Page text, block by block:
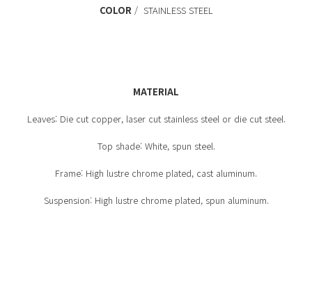
COLOR/ STAINLESS STEEL
MATERIAL
Leaves: Die cut copper, laser cut stainless steel or die cut steel.
Top shade: White, spun steel.
Frame: High lustre chrome plated, cast aluminum.
Suspension: High lustre chrome plated, spun aluminum.